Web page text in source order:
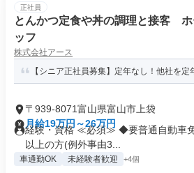
正社員
とんかつ定食や丼の調理と接客 ホ
ッフ
株式会社アース
【シニア正社員募集】定年なし！他社を
〒939-8071富山県富山市上袋
月給19万円～26万円
経験・資格 ≪必須≫ ◆要普通自動車
以上の方(例外事由3...
車通勤OK 未経験者歓迎 +4個